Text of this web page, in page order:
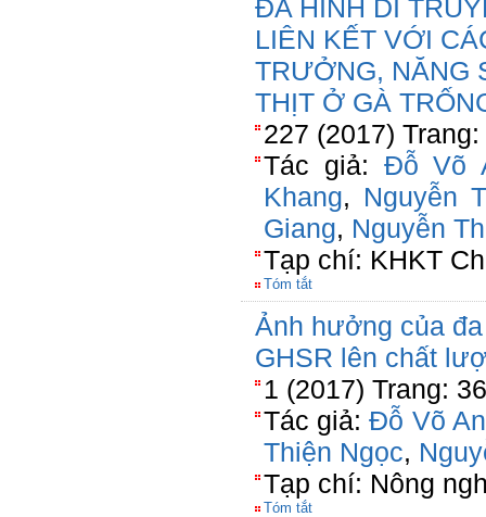
ĐA HÌNH DI
LIÊN KẾT VỚI
TRƯỞNG, NĂNG
THỊT Ở GÀ
227 (2017) Trang:
Tác giả: Đỗ Võ
Khang, Nguyễn
Giang, Nguyễn
Tạp chí: KHKT
Tóm tắt
Ảnh hưởng của
GHSR lên chất
1 (2017) Trang:
Tác giả:Đỗ Võ
Thiện Ngọc,
Tạp chí: Nông
Tóm tắt